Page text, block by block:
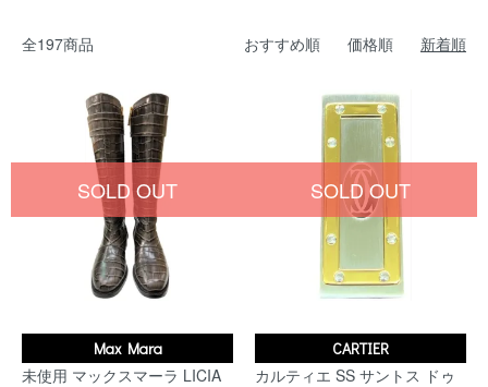
全197商品 おすすめ順 価格順 新着順
Max Mara
未使用 マックスマーラ LICIA
SOLD OUT
CARTIER
カルティエ SS サントス ドゥ
SOLD OUT